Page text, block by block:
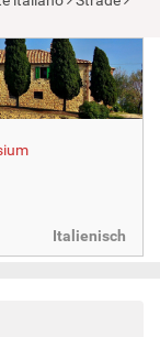
Italienisch